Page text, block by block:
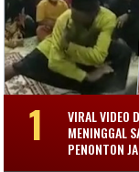
VIRAL VIDEO
MENINGGAL
PENONTON